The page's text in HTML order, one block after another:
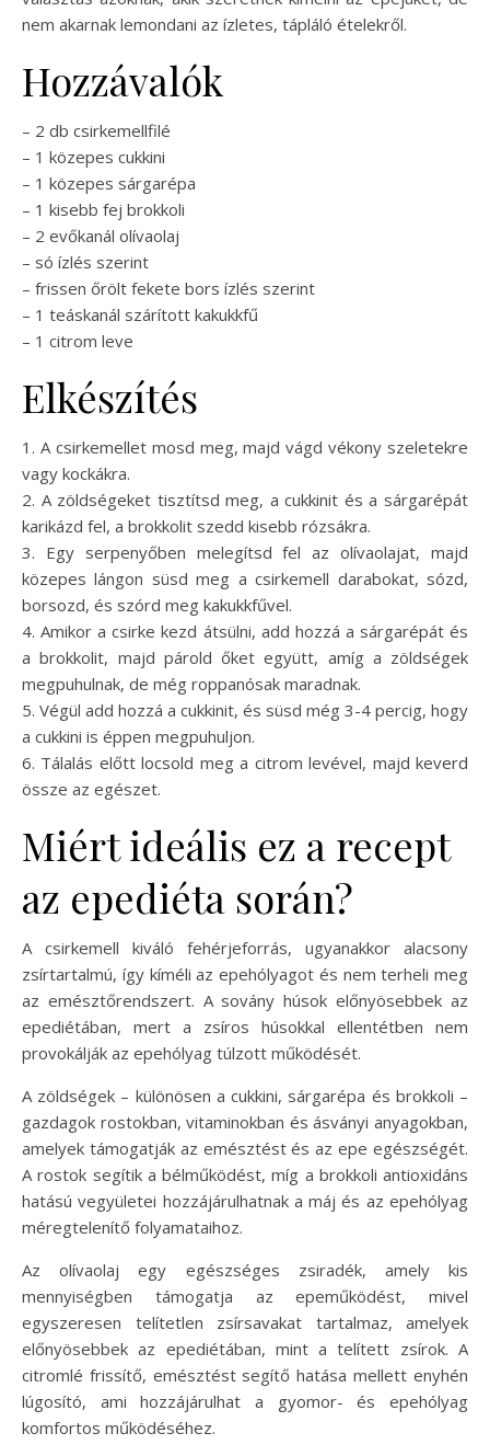
nem akarnak lemondani az ízletes, tápláló ételekről.
Hozzávalók
– 2 db csirkemellfilé
– 1 közepes cukkini
– 1 közepes sárgarépa
– 1 kisebb fej brokkoli
– 2 evőkanál olívaolaj
– só ízlés szerint
– frissen őrölt fekete bors ízlés szerint
– 1 teáskanál szárított kakukkfű
– 1 citrom leve
Elkészítés
1. A csirkemellet mosd meg, majd vágd vékony szeletekre
vagy kockákra.
2. A zöldségeket tisztítsd meg, a cukkinit és a sárgarépát
karikázd fel, a brokkolit szedd kisebb rózsákra.
3. Egy serpenyőben melegítsd fel az olívaolajat, majd
közepes lángon süsd meg a csirkemell darabokat, sózd,
borsozd, és szórd meg kakukkfűvel.
4. Amikor a csirke kezd átsülni, add hozzá a sárgarépát és
a brokkolit, majd párold őket együtt, amíg a zöldségek
megpuhulnak, de még roppanósak maradnak.
5. Végül add hozzá a cukkinit, és süsd még 3-4 percig, hogy
a cukkini is éppen megpuhuljon.
6. Tálalás előtt locsold meg a citrom levével, majd keverd
össze az egészet.
Miért ideális ez a recept
az epediéta során?
A csirkemell kiváló fehérjeforrás, ugyanakkor alacsony
zsírtartalmú, így kíméli az epehólyagot és nem terheli meg
az emésztőrendszert. A sovány húsok előnyösebbek az
epediétában, mert a zsíros húsokkal ellentétben nem
provokálják az epehólyag túlzott működését.
A zöldségek – különösen a cukkini, sárgarépa és brokkoli –
gazdagok rostokban, vitaminokban és ásványi anyagokban,
amelyek támogatják az emésztést és az epe egészségét.
A rostok segítik a bélműködést, míg a brokkoli antioxidáns
hatású vegyületei hozzájárulhatnak a máj és az epehólyag
méregtelenítő folyamataihoz.
Az olívaolaj egy egészséges zsiradék, amely kis
mennyiségben támogatja az epeműködést, mivel
egyszeresen telítetlen zsírsavakat tartalmaz, amelyek
előnyösebbek az epediétában, mint a telített zsírok. A
citromlé frissítő, emésztést segítő hatása mellett enyhén
lúgosító, ami hozzájárulhat a gyomor- és epehólyag
komfortos működéséhez.